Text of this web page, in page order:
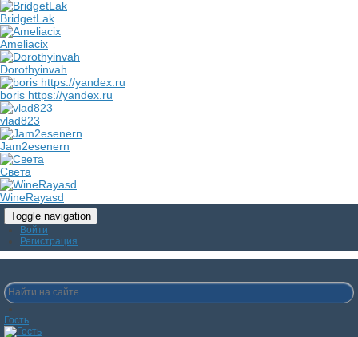
BridgetLak
Ameliacix
Dorothyinvah
boris https://yandex.ru
vlad823
Jam2esenern
Света
WineRayasd
Toggle navigation
Войти
Регистрация
Гость